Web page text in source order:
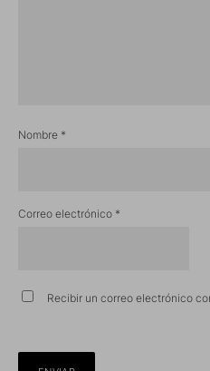
Nombre *
Correo electrónico *
Recibir un correo electrónico